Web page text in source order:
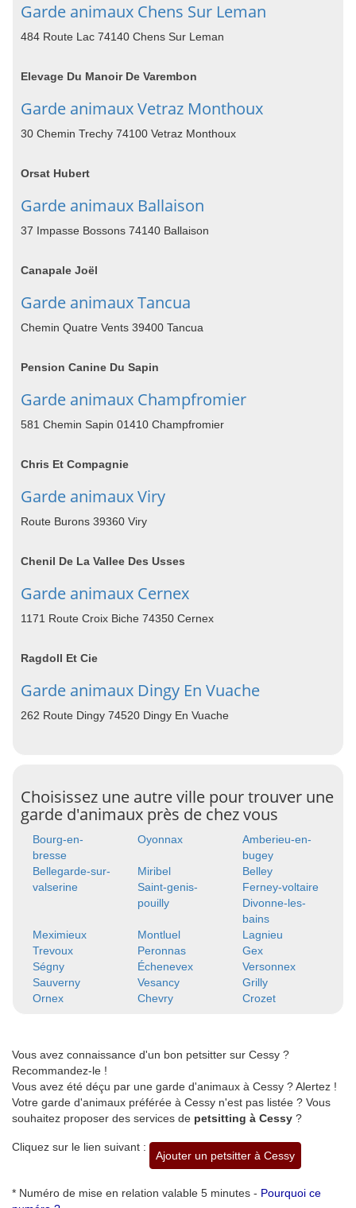
Garde animaux Chens Sur Leman
484 Route Lac 74140 Chens Sur Leman
Elevage Du Manoir De Varembon
Garde animaux Vetraz Monthoux
30 Chemin Trechy 74100 Vetraz Monthoux
Orsat Hubert
Garde animaux Ballaison
37 Impasse Bossons 74140 Ballaison
Canapale Joël
Garde animaux Tancua
Chemin Quatre Vents 39400 Tancua
Pension Canine Du Sapin
Garde animaux Champfromier
581 Chemin Sapin 01410 Champfromier
Chris Et Compagnie
Garde animaux Viry
Route Burons 39360 Viry
Chenil De La Vallee Des Usses
Garde animaux Cernex
1171 Route Croix Biche 74350 Cernex
Ragdoll Et Cie
Garde animaux Dingy En Vuache
262 Route Dingy 74520 Dingy En Vuache
Choisissez une autre ville pour trouver une
garde d'animaux près de chez vous
Bourg-en-
bresse
Oyonnax
Amberieu-en-
bugey
Bellegarde-sur-
valserine
Miribel
Belley
Saint-genis-
pouilly
Ferney-voltaire
Divonne-les-
bains
Meximieux
Montluel
Lagnieu
Trevoux
Peronnas
Gex
Ségny
Échenevex
Versonnex
Sauverny
Vesancy
Grilly
Ornex
Chevry Crozet
Vous avez connaissance d'un bon petsitter sur Cessy ?
Recommandez-le !
Vous avez été déçu par une garde d'animaux à Cessy ? Alertez !
Votre garde d'animaux préférée à Cessy n'est pas listée ? Vous
souhaitez proposer des services de petsitting à Cessy ?
Cliquez sur le lien suivant :
Ajouter un petsitter à Cessy
* Numéro de mise en relation valable 5 minutes - Pourquoi ce